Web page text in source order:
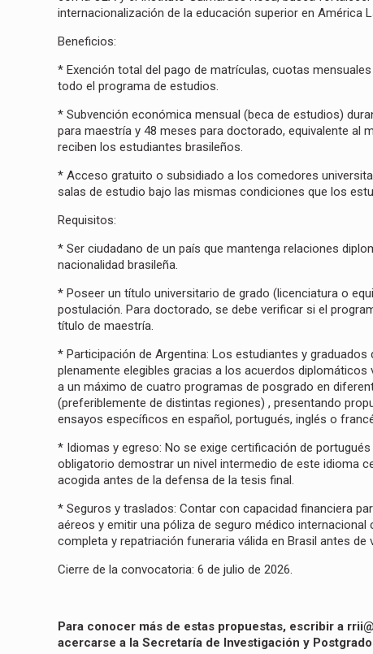
internacionalización de la educación superior en América
Beneficios:
* Exención total del pago de matrículas, cuotas
todo el programa de estudios.
* Subvención económica mensual (beca de estudios)
para maestría y 48 meses para doctorado, equivalente al
reciben los estudiantes brasileños.
* Acceso gratuito o subsidiado a los comedores
salas de estudio bajo las mismas condiciones que los
Requisitos:
* Ser ciudadano de un país que mantenga relaciones
nacionalidad brasileña.
* Poseer un título universitario de grado (licenciatura o
postulación. Para doctorado, se debe verificar si el
título de maestría.
* Participación de Argentina: Los estudiantes y graduados
plenamente elegibles gracias a los acuerdos diplomáticos
a un máximo de cuatro programas de posgrado en
(preferiblemente de distintas regiones) , presentando
ensayos específicos en español, portugués, inglés o
* Idiomas y egreso: No se exige certificación de portugués
obligatorio demostrar un nivel intermedio de este idioma
acogida antes de la defensa de la tesis final.
* Seguros y traslados: Contar con capacidad financiera
aéreos y emitir una póliza de seguro médico
completa y repatriación funeraria válida en Brasil antes de
Cierre de la convocatoria: 6 de julio de 2026.
Para conocer más de estas propuestas, escribir a
acercarse a la Secretaría de Investigación y